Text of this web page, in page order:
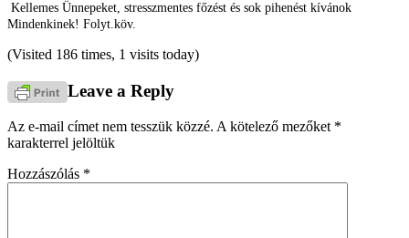
Kellemes Ünnepeket, stresszmentes főzést és sok pihenést kívánok
Mindenkinek! Folyt.köv.
(Visited 186 times, 1 visits today)
Leave a Reply
Az e-mail címet nem tesszük közzé. A kötelező mezőket *
karakterrel jelöltük
Hozzászólás *